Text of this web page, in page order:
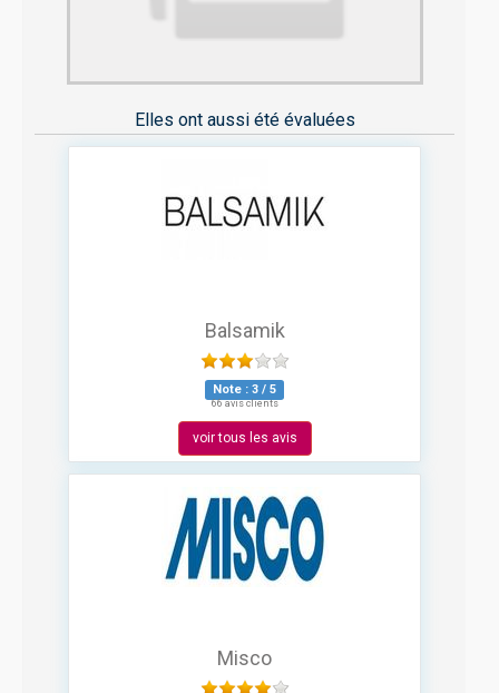
Elles ont aussi été évaluées
Balsamik
Note : 3 / 5
66 avis clients
voir tous les avis
Misco